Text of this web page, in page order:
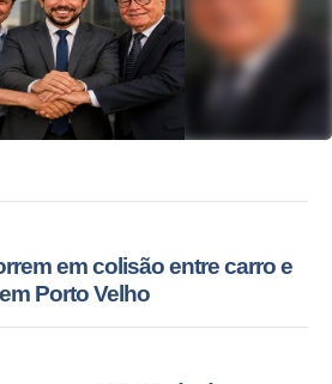
em colisão entre carro e
Porto Velho